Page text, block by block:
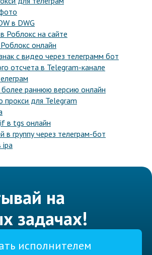
в DWG
Роблокс на сайте
онлайн
с видео через телеграмм бот
отсчета в Telegram-канале
раннюю версию онлайн
для Telegram
в tgs онлайн
группу через телеграм-бот
ipa
на
задачах!
исполнителем